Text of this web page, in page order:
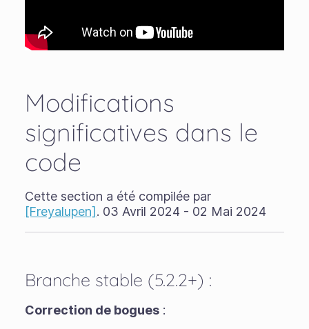
Modifications
significatives dans le
code
Cette section a été compilée par
[Freyalupen]. 03 Avril 2024 - 02 Mai 2024
Branche stable (5.2.2+) :
Correction de bogues: